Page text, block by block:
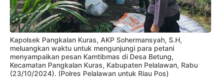
Kapolsek Pangkalan Kuras, AKP Sohermansyah, S.H,
meluangkan waktu untuk mengunjungi para petani
menyampaikan pesan Kamtibmas di Desa Betung,
Kecamatan Pangkalan Kuras, Kabupaten Pelalawan, Rabu
(23/10/2024). (Polres Pelalawan untuk Riau Pos)